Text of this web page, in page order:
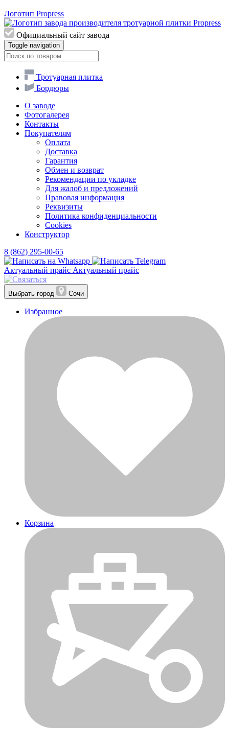
Логотип Propress
Официальный сайт завода
Toggle navigation
Тротуарная плитка
Бордюры
О заводе
Фотогалерея
Контакты
Покупателям
Оплата
Доставка
Гарантия
Обмен и возврат
Рекомендации по укладке
Для жалоб и предложений
Правовая информация
Реквизиты
Политика конфиденциальности
Cookies
Конструктор
8 (862) 295-00-65
Актуальный прайс Актуальный прайс
Выбрать город Сочи
Избранное
Корзина